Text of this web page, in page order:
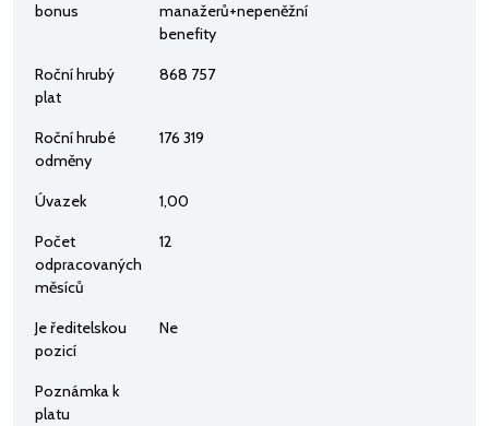
bonus
manažerů+nepeněžní
benefity
Roční hrubý
plat
868 757
Roční hrubé
odměny
176 319
Úvazek 1,00
Počet
odpracovaných
měsíců
12
Je ředitelskou
pozicí
Ne
Poznámka k
platu